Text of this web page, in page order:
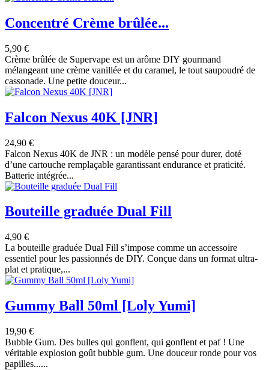
Concentré Crème brûlée...
5,90 €
Crème brûlée de Supervape est un arôme DIY gourmand
mélangeant une crème vanillée et du caramel, le tout saupoudré de
cassonade. Une petite douceur...
Falcon Nexus 40K [JNR]
24,90 €
Falcon Nexus 40K de JNR : un modèle pensé pour durer, doté
d’une cartouche remplaçable garantissant endurance et praticité.
Batterie intégrée...
Bouteille graduée Dual Fill
4,90 €
La bouteille graduée Dual Fill s’impose comme un accessoire
essentiel pour les passionnés de DIY. Conçue dans un format ultra-
plat et pratique,...
Gummy Ball 50ml [Loly Yumi]
19,90 €
Bubble Gum. Des bulles qui gonflent, qui gonflent et paf ! Une
véritable explosion goût bubble gum. Une douceur ronde pour vos
papilles......